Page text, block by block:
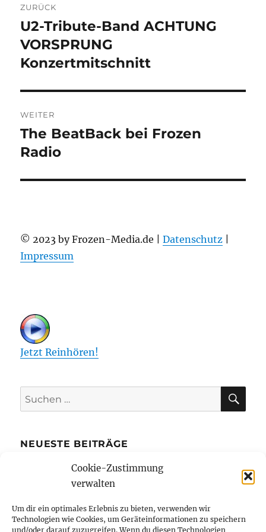
Cookie-Zustimmung
verwalten
Um dir ein optimales Erlebnis zu bieten, verwenden wir
Technologien wie Cookies, um Geräteinformationen zu speichern
und/oder darauf zuzugreifen. Wenn du diesen Technologien
ZURÜCK
Vorheriger
Beitrag:
U2-Tribute-Band ACHTUNG
VORSPRUNG
Konzertmitschnitt
WEITER
Nächster
Beitrag:
The BeatBack bei Frozen
Radio
© 2023 by Frozen-Media.de |Datenschutz
Impressum
Jetzt Reinhören!
Suchen
nach:
NEUESTE BEITRÄGE
Die Kreditkarte mit Ratenzahlung bietet
Bibi Blocksberg und Benjamin Blümchen
erstmals in Braille-Schrift erhältlich